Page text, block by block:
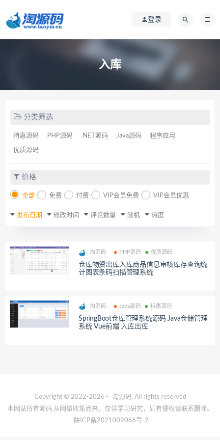
登录
入库
分类筛选
特惠源码 PHP源码 .NET源码 Java源码 程序应用
优质源码
价格
全部 免费 付费 VIP会员免费 VIP会员优惠
发布日期 修改时间 评论数量 随机 热度
淘源码 PHP源码 优质源码
仓库物资出库入库商品信息审核库存查询统
计图表条码扫描管理系统
淘源码 Java源码 特惠源码
SpringBoot仓库管理系统源码 Java仓储管理
系统 Vue前端 入库出库
Copyright © 2022-2026 - 淘源码. All rights reserved
本网站所有源码 从网络收集而来，仅供学习研究，如有侵权请联系删除。
陕ICP备2021009066号-2